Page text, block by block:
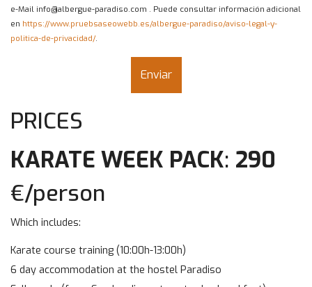
e-Mail info@albergue-paradiso.com . Puede consultar información adicional
en https://www.pruebsaseowebb.es/albergue-paradiso/aviso-legal-y-
politica-de-privacidad/.
PRICES
KARATE WEEK PACK: 290
€/person
Which includes:
Karate course training (10:00h-13:00h)
6 day accommodation at the hostel Paradiso